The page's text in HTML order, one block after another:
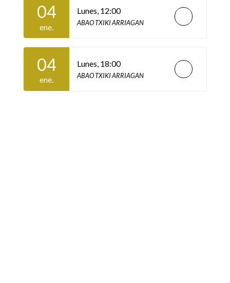
04
ene.
Lunes, 12:00
ABAO TXIKI ARRIAGAN
04
ene.
Lunes, 18:00
ABAO TXIKI ARRIAGAN